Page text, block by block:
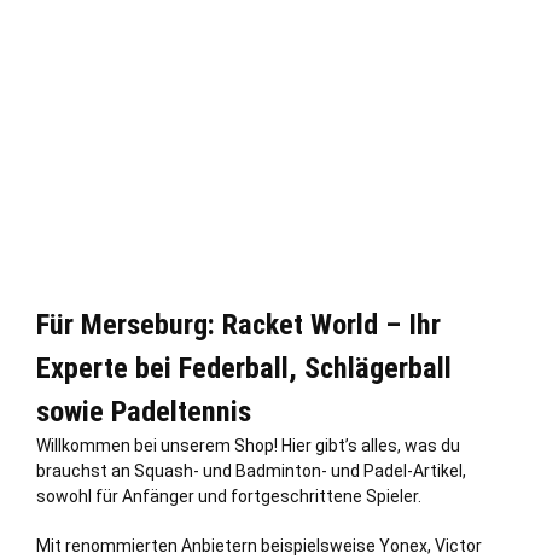
Für Merseburg: Racket World – Ihr
Experte bei Federball, Schlägerball
sowie Padeltennis
Willkommen bei unserem Shop! Hier gibt’s alles, was du
brauchst an Squash- und Badminton- und Padel-Artikel,
sowohl für Anfänger und fortgeschrittene Spieler.
Mit renommierten Anbietern beispielsweise Yonex, Victor